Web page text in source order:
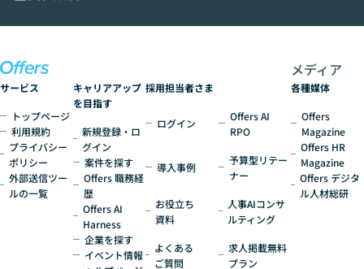
いう方にこそ参加いただきたいイベントで
サービス
トップページ
利用規約
プライバシー
ポリシー
外部送信ツー
ルの一覧
キャリアアップ
を目指す
新規登録・ロ
グイン
案件を探す
Offers 職務経
歴
Offers AI
Harness
企業を探す
イベント情報
採用担当者さま
ログイン
導入事例
お役立ち
資料
よくある
ご質問
Offers AI
RPO
予算型リテー
ナー
人事AIコンサ
ルティング
求人掲載無料
プラン
メディア
各種媒体
Offers
Magazine
Offers HR
Magazine
Offers デジタ
ル人材総研